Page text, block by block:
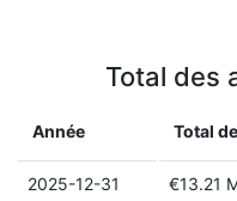
Total des
Année Total
2025-12-31 €13.21